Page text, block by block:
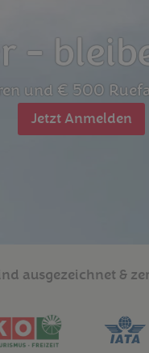
-
und € 500
Jetzt Anmelden
ausgezeichnet &